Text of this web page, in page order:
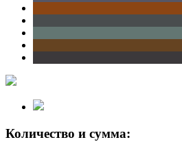
Количество и сумма: